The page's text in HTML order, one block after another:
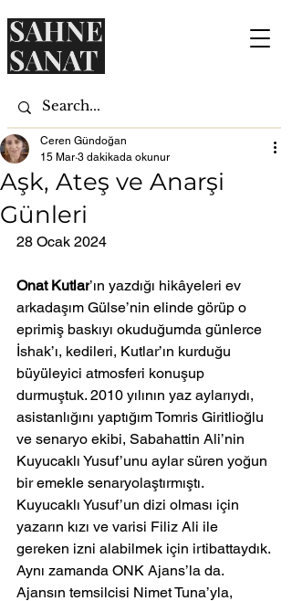
Aşk, Ateş ve Anarşi
Günleri
Ceren Gündoğan
15 Mar 3 dakikada okunur
28 Ocak 2024
Onat Kutlar’ın yazdığı hikâyeleri ev
arkadaşım Gülse’nin elinde görüp o
eprimiş baskıyı okuduğumda günlerce
İshak’ı, kedileri, Kutlar’ın kurduğu
büyüleyici atmosferi konuşup
durmuştuk. 2010 yılının yaz aylarıydı,
asistanlığını yaptığım Tomris Giritlioğlu
ve senaryo ekibi, Sabahattin Ali’nin
Kuyucaklı Yusuf’unu aylar süren yoğun
bir emekle senaryolaştırmıştı.
Kuyucaklı Yusuf’un dizi olması için
yazarın kızı ve varisi Filiz Ali ile
gereken izni alabilmek için irtibattaydık.
Aynı zamanda ONK Ajans’la da.
Ajansın temsilcisi Nimet Tuna’yla,